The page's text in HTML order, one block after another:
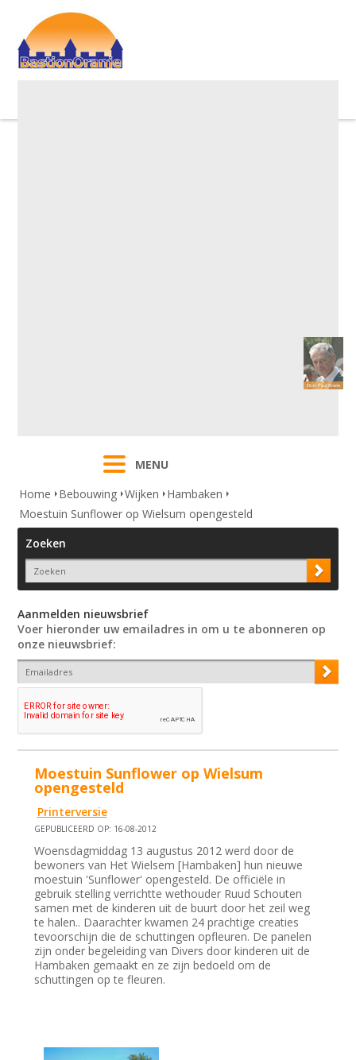
MENU
Home
Bebouwing Wijken
Hambaken
Moestuin Sunflower op Wielsum opengesteld
Zoeken
Aanmelden nieuwsbrief
Voer hieronder uw emailadres in om u te abonneren op
onze nieuwsbrief:
Moestuin Sunflower op Wielsum
opengesteld
Printerversie
GEPUBLICEERD OP: 16-08-2012
Woensdagmiddag 13 augustus 2012 werd door de
bewoners van Het Wielsem [Hambaken] hun nieuwe
moestuin 'Sunflower' opengesteld. De officiële in
gebruik stelling verrichtte wethouder Ruud Schouten
samen met de kinderen uit de buurt door het zeil weg
te halen.. Daarachter kwamen 24 prachtige creaties
tevoorschijn die de schuttingen opfleuren. De panelen
zijn onder begeleiding van Divers door kinderen uit de
Hambaken gemaakt en ze zijn bedoeld om de
schuttingen op te fleuren.